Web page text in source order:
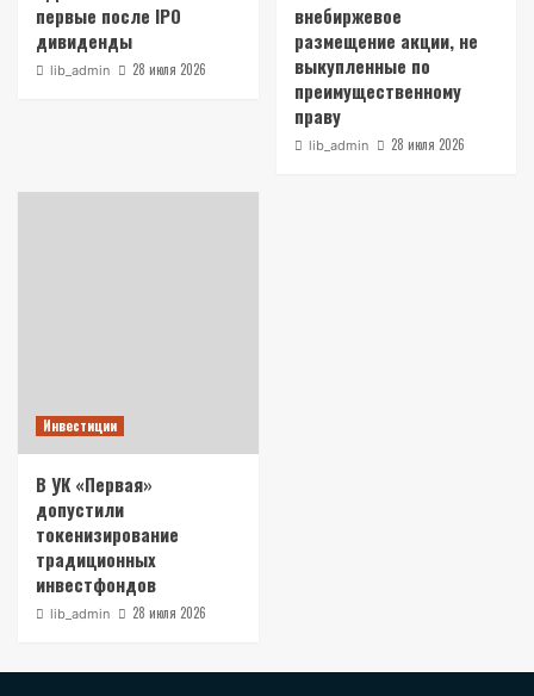
первые после IPO
дивиденды
lib_admin 28 июля 2026
внебиржевое
размещение акции, не
выкупленные по
преимущественному
праву
lib_admin 28 июля 2026
Инвестиции
В УК «Первая»
допустили
токенизирование
традиционных
инвестфондов
lib_admin 28 июля 2026